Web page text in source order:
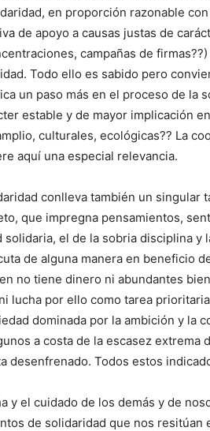
en proporción razonable
de apoyo a causas justas de
campañas de
Todo ello es sabido pero
un paso más en el proceso de la
estable y de mayor implicación
culturales, ecológicas?? La
aquí una especial relevancia.
conlleva también un singular
que impregna pensamientos,
solidaria, el de la sobria disciplina y
de alguna manera en beneficio
no tiene dinero ni abundantes
lucha por ello como tarea
dominada por la ambición y la
a costa de la escasez
desenfrenado. Todos estos
y el cuidado de los demás y de
de solidaridad que nos resitúan